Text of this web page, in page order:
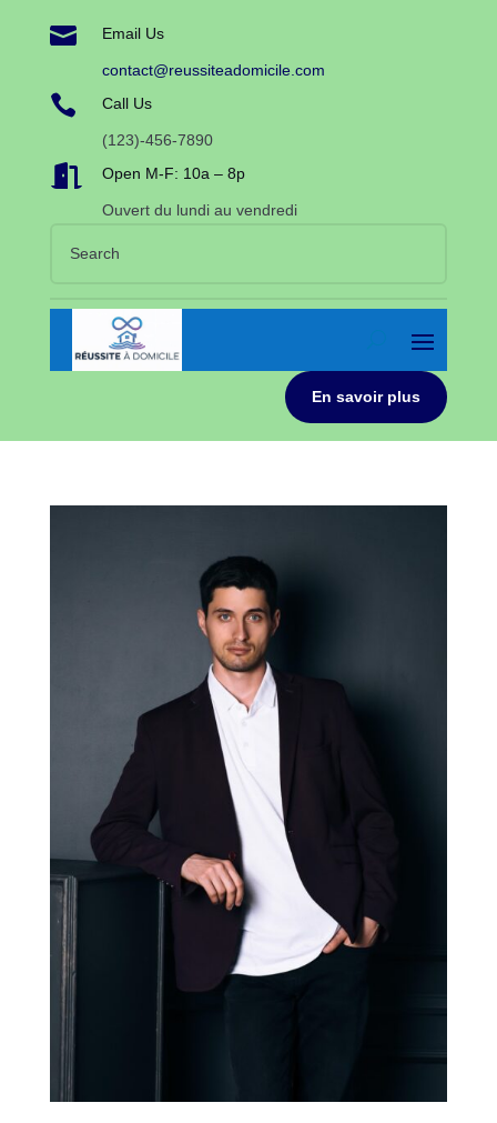
 Email Us
contact@reussiteadomicile.com
 Call Us
(123)-456-7890
 Open M-F: 10a – 8p
Ouvert du lundi au vendredi
En savoir plus